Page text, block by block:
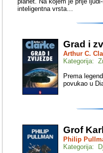
inteligentna vrsta…
Grad i
Arthur C.
Kategorija:
Prema
povukao u
Grof
Philip
Kategorija: